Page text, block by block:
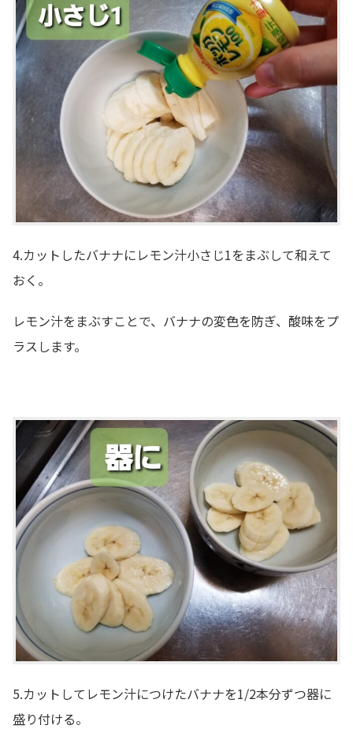
4.カットしたバナナにレモン汁小さじ1をまぶして和えて
おく。
レモン汁をまぶすことで、バナナの変色を防ぎ、酸味をプ
ラスします。
5.カットしてレモン汁につけたバナナを1/2本分ずつ器に
盛り付ける。